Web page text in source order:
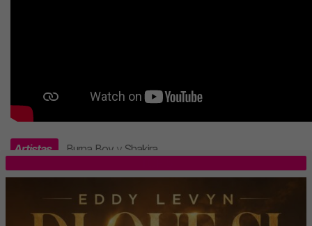
Artistas Burna Boy y Shakira